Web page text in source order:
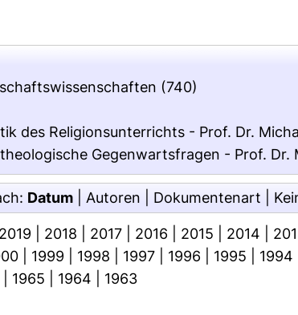
(740)
des Religionsunterrichts - Prof. Dr.
Gegenwartsfragen - Prof. Dr.
Datum Autoren Dokumentenart
2019 2018 2017 2016 2015 2014
1999 1998 1997 1996 1995 1994
1965 1964 1963